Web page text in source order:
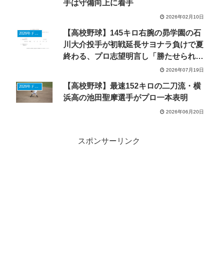
手は守備向上に着手
2026年02月10日
【高校野球】145キロ右腕の昴学園の石
川大介投手が初戦延長サヨナラ負けで夏
終わる、プロ志望明言し「勝たせられる
2026年07月19日
2026年ドラフトニュース
【高校野球】最速152キロの二刀流・横
浜高の池田聖摩選手がプロ一本表明
2026年06月20日
スポンサーリンク